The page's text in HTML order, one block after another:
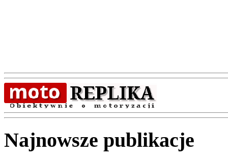
Najnowsze publikacje